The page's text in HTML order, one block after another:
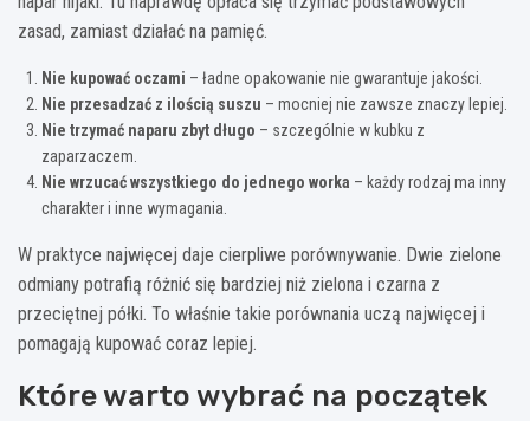
zasad, zamiast działać na pamięć.
Nie kupować oczami – ładne opakowanie nie gwarantuje jakości.
Nie przesadzać z ilością suszu – mocniej nie zawsze znaczy lepiej.
Nie trzymać naparu zbyt długo – szczególnie w kubku z
zaparzaczem.
Nie wrzucać wszystkiego do jednego worka – każdy rodzaj ma inny
charakter i inne wymagania.
W praktyce najwięcej daje cierpliwe porównywanie. Dwie zielone
odmiany potrafią różnić się bardziej niż zielona i czarna z
przeciętnej półki. To właśnie takie porównania uczą najwięcej i
pomagają kupować coraz lepiej.
Które warto wybrać na początek